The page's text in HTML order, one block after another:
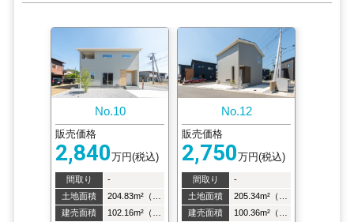
No.10
販売価格
2,840万円(税込)
間取り
-
土地面積
建売面積
No.12
販売価格
2,750万円(税込)
間取り
-
土地面積
建売面積